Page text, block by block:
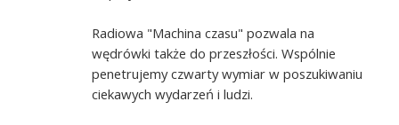
Radiowa "Machina czasu" pozwala na
wędrówki także do przeszłości. Wspólnie
penetrujemy czwarty wymiar w poszukiwaniu
ciekawych wydarzeń i ludzi.